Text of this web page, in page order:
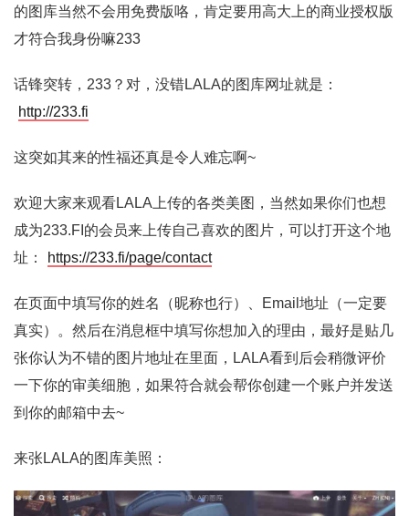
的图库当然不会用免费版咯，肯定要用高大上的商业授权版
才符合我身份嘛233
话锋突转，233？对，没错LALA的图库网址就是：
http://233.fi
这突如其来的性福还真是令人难忘啊~
欢迎大家来观看LALA上传的各类美图，当然如果你们也想
成为233.FI的会员来上传自己喜欢的图片，可以打开这个地
址：
https://233.fi/page/contact
在页面中填写你的姓名（昵称也行）、Email地址（一定要
真实）。然后在消息框中填写你想加入的理由，最好是贴几
张你认为不错的图片地址在里面，LALA看到后会稍微评价
一下你的审美细胞，如果符合就会帮你创建一个账户并发送
到你的邮箱中去~
来张LALA的图库美照：